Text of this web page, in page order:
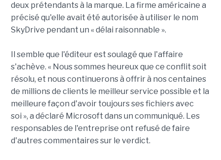
deux prétendants à la marque. La firme américaine a
précisé qu'elle avait été autorisée à utiliser le nom
SkyDrive pendant un « délai raisonnable ».
Il semble que l'éditeur est soulagé que l'affaire
s'achève. « Nous sommes heureux que ce conflit soit
résolu, et nous continuerons à offrir à nos centaines
de millions de clients le meilleur service possible et la
meilleure façon d'avoir toujours ses fichiers avec
soi », a déclaré Microsoft dans un communiqué. Les
responsables de l'entreprise ont refusé de faire
d'autres commentaires sur le verdict.